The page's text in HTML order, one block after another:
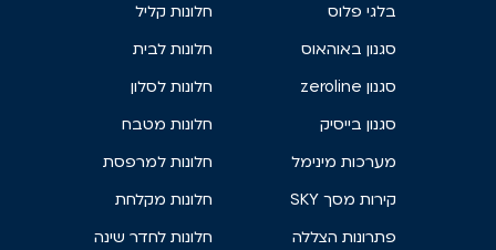
בלגי פלוס
סגנון באוהאוס
סגנון zeroline
סגנון בייסיק
מערכות מינימל
קירות מסך SKY
פתרונות הצללה
חלונות קליל
חלונות לבית
חלונות לסלון
חלונות מטבח
חלונות למרפסת
חלונות מקלחת
חלונות לחדר שינה